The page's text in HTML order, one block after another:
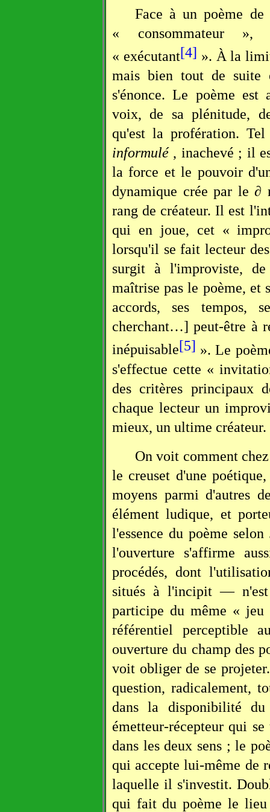
Face à un poème
« consommateur »,
« exécutant[4] ». À la
mais bien tout de suite
s'énonce. Le poème est
voix, de sa plénitude,
qu'est la profération.
informulé , inachevé ; il
la force et le pouvoir
dynamique crée par le ∂
rang de créateur. Il est
qui en joue, cet «
lorsqu'il se fait lecteur
surgit à l'improviste,
maîtrise pas le poème, et
accords, ses tempos,
cherchant…] peut-être à
inépuisable[5] ». Le
s'effectue cette «
des critères principaux
chaque lecteur un
mieux, un ultime créateur.
On voit comment
le creuset d'une
moyens parmi d'autres
élément ludique, et
l'essence du poème
l'ouverture s'affirme
procédés, dont
situés à l'incipit — n'est
participe du même «
référentiel perceptible
ouverture du champ des
voit obliger de se
question, radicalement,
dans la disponibilité
émetteur-récepteur qui
dans les deux sens ; le
qui accepte lui-même de
laquelle il s'investit.
qui fait du poème le lieu